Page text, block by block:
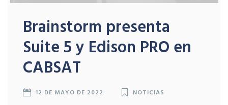
Brainstorm presenta
Suite 5 y Edison PRO en
CABSAT
12 DE MAYO DE 2022 NOTICIAS